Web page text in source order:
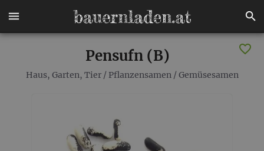
Pensufn (B)
Haus, Garten, Tier/ Pflanzensamen/ Gemüsesamen